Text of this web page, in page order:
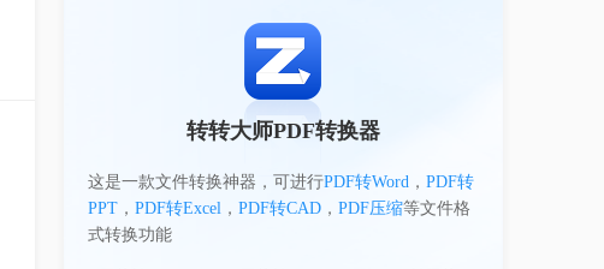
转转大师PDF转换器
这是一款文件转换神器，可进行PDF转Word， PDF转
PPT， PDF转Excel， PDF转CAD， PDF压缩等文件格
式转换功能